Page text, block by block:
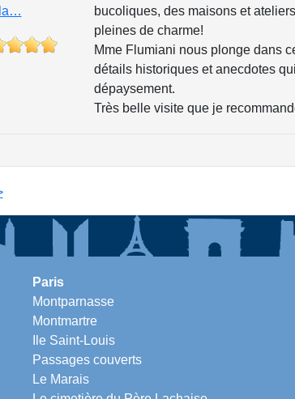
bucoliques, des maisons et
pleines de charme!
Mme Flumiani nous plonge dans
détails historiques et anecdotes
dépaysement.
Très belle visite que je
Paris
Montparnasse
Montmartre
Ile Saint-Louis
Passages couverts
Le Marais